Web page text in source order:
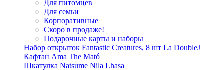
Для питомцев
Для семьи
Корпоративные
Скоро в продаже!
Подарочные карты и наборы
Набор открыток Fantastic Creatures, 8 шт La DoubleJ
Кафтан Ama The Mató
Шкатулка Natsume Nila Lhasa